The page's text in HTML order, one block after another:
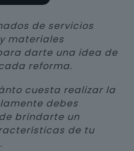
de servicios
materiales
darte una idea de
reforma.
cuesta realizar la
debes
brindarte un
de tu